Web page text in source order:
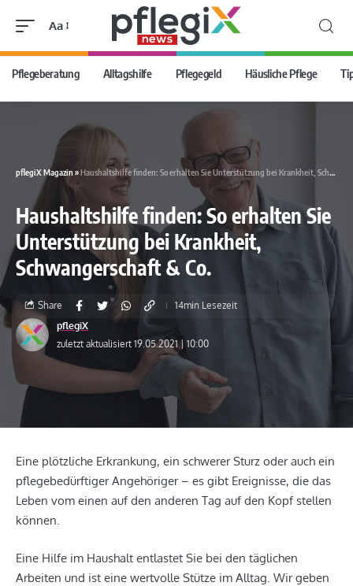
Aa
Pflegeberatung Alltagshilfe Pflegegeld Häusliche Pflege
pflegiX Magazin»Haushaltshilfe finden: So erhalten Sie Unterstützung bei Krankheit, Schwangerschaft & Co.
Haushaltshilfe finden: So erhalten Sie
Unterstützung bei Krankheit,
Schwangerschaft & Co.
zuletzt aktualisiert 19.05.2021 | 10:00
pflegiX
Share 14min Lesezeit
Eine plötzliche Erkrankung, ein schwerer Sturz oder auch ein
pflegebedürftiger Angehöriger – es gibt Ereignisse, die das
Leben vom einen auf den anderen Tag auf den Kopf stellen
können.
Eine Hilfe im Haushalt entlastet Sie bei den täglichen
Arbeiten und ist eine wertvolle Stütze im Alltag. Wir geben